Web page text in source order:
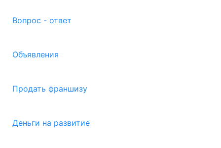
Вопрос - ответ
Объявления
Продать франшизу
Деньги на развитие